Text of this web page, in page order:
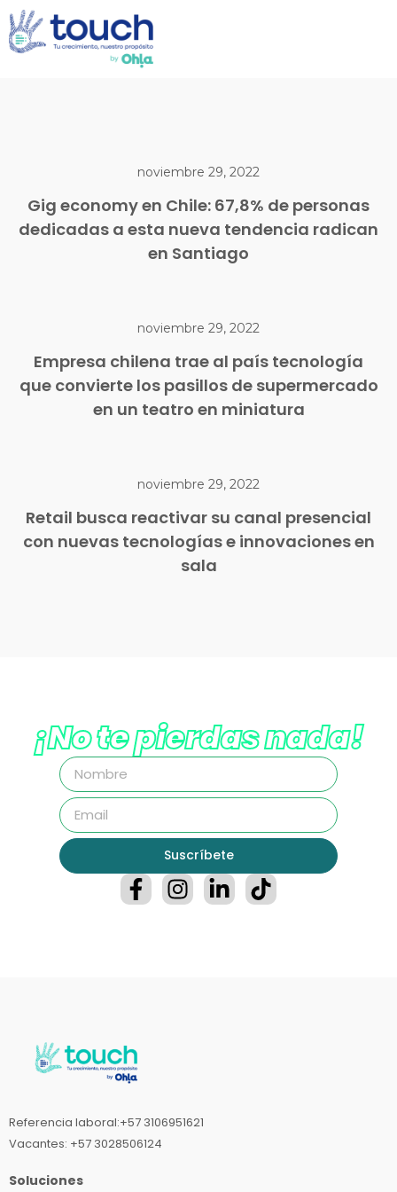
noviembre 29, 2022
Gig economy en Chile: 67,8% de personas
dedicadas a esta nueva tendencia radican
en Santiago
noviembre 29, 2022
Empresa chilena trae al país tecnología
que convierte los pasillos de supermercado
en un teatro en miniatura
noviembre 29, 2022
Retail busca reactivar su canal presencial
con nuevas tecnologías e innovaciones en
sala
¡No te pierdas nada!
Suscríbete
Referencia laboral:+57 3106951621
Vacantes: +57 3028506124
Soluciones